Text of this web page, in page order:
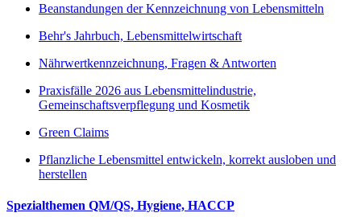
Beanstandungen der Kennzeichnung von Lebensmitteln
Behr's Jahrbuch, Lebensmittelwirtschaft
Nährwertkennzeichnung, Fragen & Antworten
Praxisfälle 2026 aus Lebensmittelindustrie,
Gemeinschaftsverpflegung und Kosmetik
Green Claims
Pflanzliche Lebensmittel entwickeln, korrekt ausloben und
herstellen
Spezialthemen QM/QS, Hygiene, HACCP